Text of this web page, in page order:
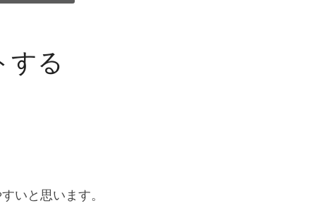
する
いと思います。